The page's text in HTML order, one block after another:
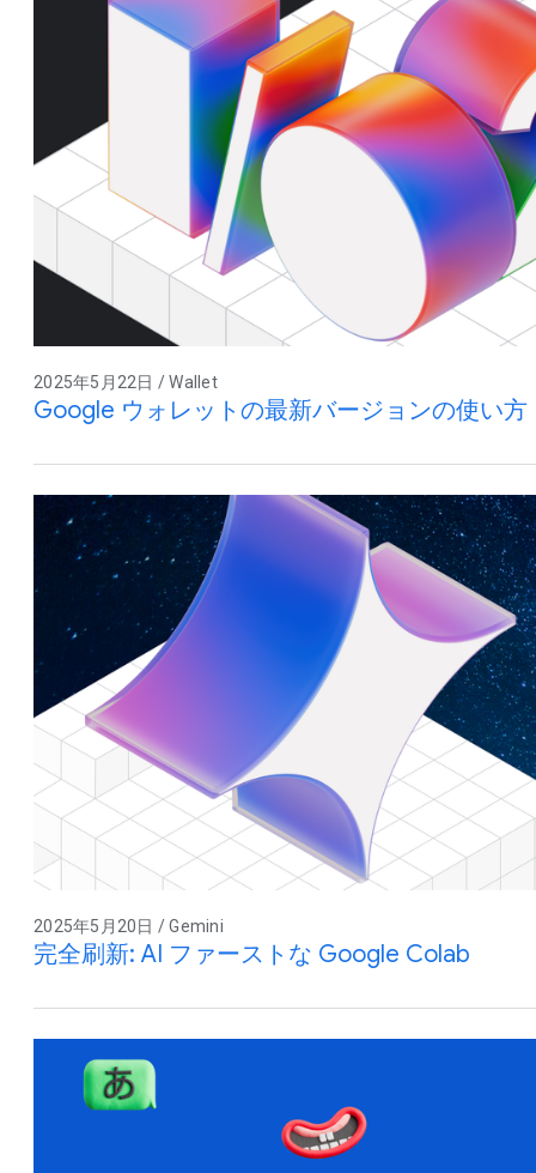
2025年5月22日 / Wallet
Google ウォレットの最新バージョンの使い方
2025年5月20日 / Gemini
完全刷新: AI ファーストな Google Colab